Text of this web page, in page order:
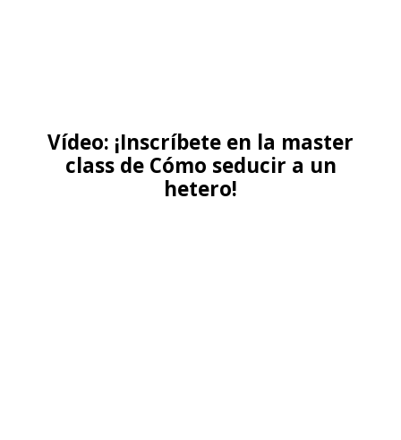
Vídeo: ¡Inscríbete en la master
class de Cómo seducir a un
hetero!